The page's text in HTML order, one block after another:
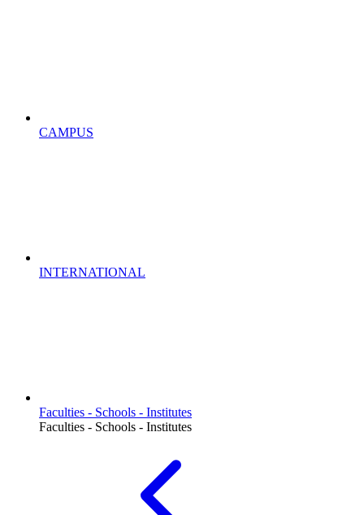
CAMPUS
INTERNATIONAL
Faculties - Schools - Institutes
Faculties - Schools - Institutes